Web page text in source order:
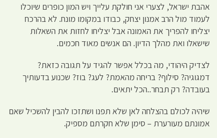
אהבת ישראל, לצערי אני חולקת עלייך ויש המון כופרים שיוכלו
לעמוד מול הרב אמנון יצחק, כבודו במקומו מונח. לא בהרכח
יצליחו להפריך את האמונה אבל יצליחו לחזות את השאלות
שישאלו ואת מהלך הדיון. הם אנשים מאוד חכמים.
לצדיק היהודי, מה בכלל אפשר להגיד על תגובה כזאת?
דמגוגיה? סילוף? בריחה מהאמת? לעג? בוז? שכנוע בדעותיך
בעובדה? רק תבחר..הכל יתאים.
שיהיה לכולם בהצלחה לאן שלא תפנו ושתזכו להבין להשכיל שאם
אמונתם מעורערת – סימן שלא חקרתם מספיק.